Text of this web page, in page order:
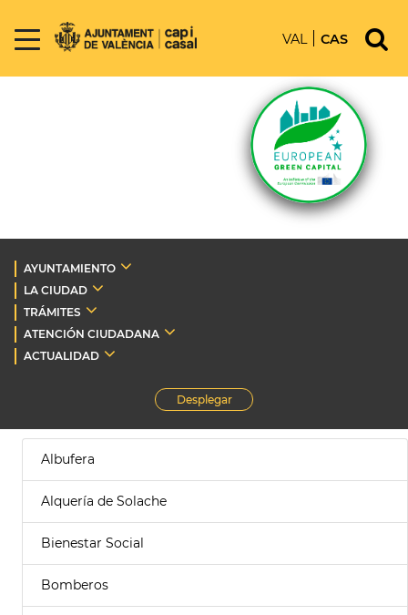
VAL CAS
AYUNTAMIENTO
LA CIUDAD
TRÁMITES
ATENCIÓN CIUDADANA
ACTUALIDAD
Desplegar
Albufera
Alquería de Solache
Bienestar Social
Bomberos